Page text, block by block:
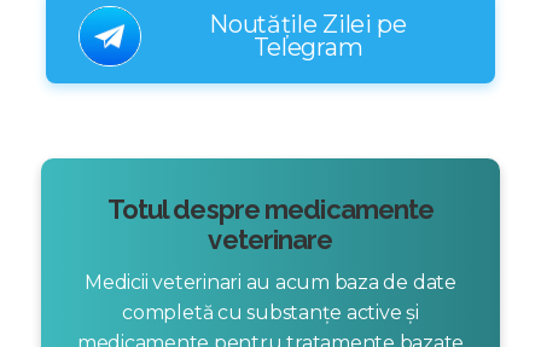
Noutățile Zilei pe
Telegram
Totul despre medicamente
veterinare
Medicii veterinari au acum baza de date
completă cu substanțe active și
medicamente pentru tratamente bazate